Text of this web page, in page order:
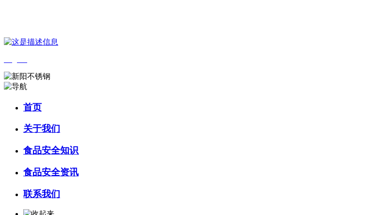
首页
关于我们
食品安全知识
食品安全资讯
联系我们